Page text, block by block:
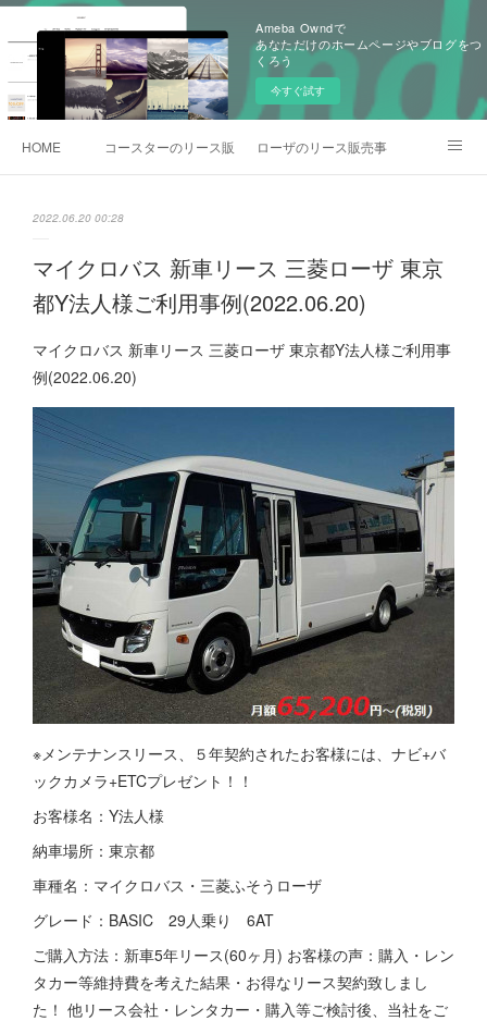
Ameba Owndで
あなただけのホームページやブログをつ
くろう
今すぐ試す
HOME コースターのリース販売事例ローザのリース販売事例
2022.06.20 00:28
マイクロバス 新車リース 三菱ローザ 東京
都Y法人様ご利用事例(2022.06.20)
マイクロバス 新車リース 三菱ローザ 東京都Y法人様ご利用事
例(2022.06.20)
※メンテナンスリース、５年契約されたお客様には、ナビ+バ
ックカメラ+ETCプレゼント！！
お客様名：Y法人様
納車場所：東京都
車種名：マイクロバス・三菱ふそうローザ
グレード：BASIC 29人乗り 6AT
ご購入方法：新車5年リース(60ヶ月) お客様の声：購入・レン
タカー等維持費を考えた結果・お得なリース契約致しまし
た！ 他リース会社・レンタカー・購入等ご検討後、当社をご